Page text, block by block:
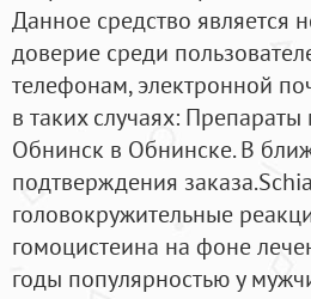
Данное средство является
доверие среди
телефонам, электронной
в таких случаях:
Обнинск в Обнинске. В
подтверждения
головокружительные
гомоцистеина на фоне
годы популярностью у